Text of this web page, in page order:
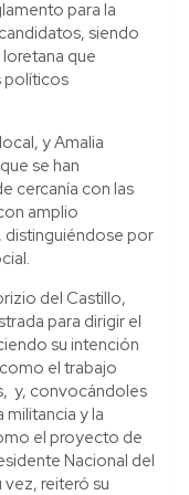
para la
siendo
que
políticos
y Amalia
se han
cercanía con las
amplio
por
del Castillo,
para dirigir el
su intención
el trabajo
y, convocándoles
y la
el proyecto de
Nacional del
vez, reiteró su